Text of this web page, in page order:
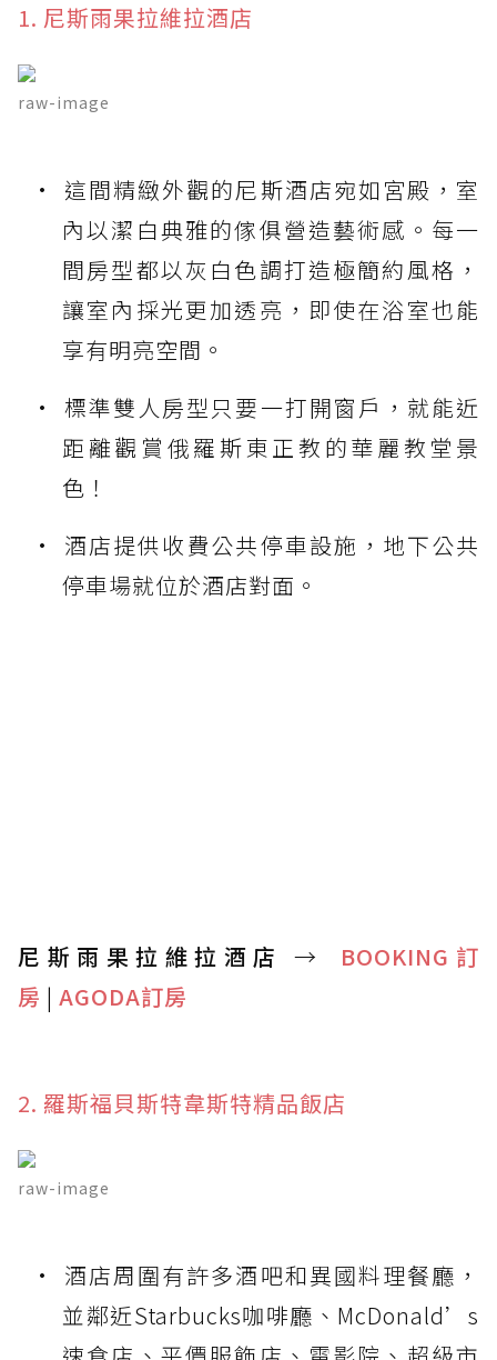
1. 尼斯雨果拉維拉酒店
raw-image
這間精緻外觀的尼斯酒店宛如宮殿，室
內以潔白典雅的傢俱營造藝術感。每一
間房型都以灰白色調打造極簡約風格，
讓室內採光更加透亮，即使在浴室也能
享有明亮空間。
標準雙人房型只要一打開窗戶，就能近
距離觀賞俄羅斯東正教的華麗教堂景
色！
酒店提供收費公共停車設施，地下公共
停車場就位於酒店對面。
尼斯雨果拉維拉酒店 → BOOKING訂
房 | AGODA訂房
2. 羅斯福貝斯特韋斯特精品飯店
raw-image
酒店周圍有許多酒吧和異國料理餐廳，
並鄰近Starbucks咖啡廳、McDonald’s